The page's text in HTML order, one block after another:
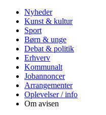
Nyheder
Kunst & kultur
Sport
Børn & unge
Debat & politik
Erhverv
Kommunalt
Jobannoncer
Arrangementer
Oplevelser / info
Om avisen